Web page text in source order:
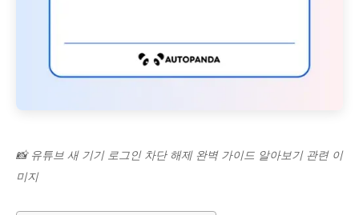
📸 유튜브 새 기기 로그인 차단 해제 완벽 가이드 알아보기 관련 이
미지